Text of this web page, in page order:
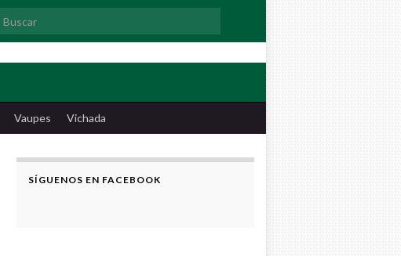
Search for:
Vaupes Vichada
SÍGUENOS EN FACEBOOK